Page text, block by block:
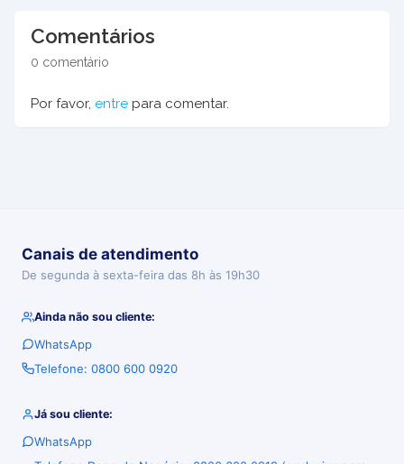
Comentários
0 comentário
Por favor, entre para comentar.
Canais de atendimento
De segunda à sexta-feira das 8h às 19h30
Ainda não sou cliente:
WhatsApp
Telefone: 0800 600 0920
Já sou cliente:
WhatsApp